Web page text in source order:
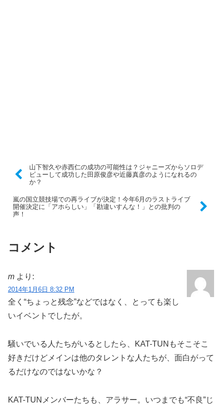
山下智久や赤西仁の成功の可能性は？ジャニーズからソロデ
ビューして成功した田原俊彦や近藤真彦のようになれるの
か？
嵐の国立競技場での再ライブが決定！今年6月のラストライブ
開催決定に「アホらしい」「勘違いすんな！」との批判の
声！
コメント
m より:
2014年1月6日 8:32 PM
全く“ちょっと残念”などではなく、とっても楽し
いイベントでしたが。
騒いでいる人たちがいるとしたら、KAT-TUNもそこそこ
好きだけどメインは他のタレントな人たちが、面白がって
るだけなのではないかな？
KAT-TUNメンバーたちも、アラサー。いつまでも“不良”じ